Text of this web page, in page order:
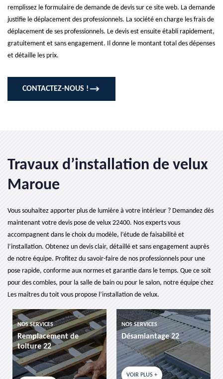
remplissez le formulaire de demande de devis sur ce site web. La demande
justifie le déplacement des professionnels. La société en charge les frais de
déplacement de ses professionnels. Le devis est ensuite établi rapidement,
gratuitement et sans engagement. Il donne le montant total des dépenses
et détaille les prix.
CONTACTEZ-NOUS !
Travaux d’installation de velux
Maroue
Vous souhaitez apporter plus de lumière à votre intérieur ? Demandez dès
maintenant votre devis pose de velux 22400. Nos experts vous
accompagnent dans le choix du modèle, l’étude de faisabilité et
l’installation. Obtenez un devis clair, détaillé et sans engagement auprès
de notre équipe. Profitez du savoir-faire de nos professionnels pour une
pose rapide, conforme aux normes et garantie dans le temps. Que ce soit
pour des combles, pour la salle de bain ou pour le salon, notre équipe chez
Les maîtres du toit vous propose l’installation de velux.
de
NOS SERVICES
Désamiantage 22
VOIR PLUS +
NOS SERVICES
etancheite de
VOIR PLUS +